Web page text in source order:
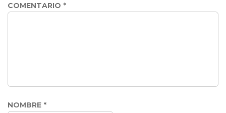
COMENTARIO *
NOMBRE *